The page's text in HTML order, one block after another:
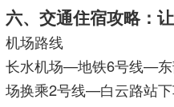
六、交通住宿攻略：
机场路线
长水机场—地铁6号线—
场换乘2号线—白云路站下